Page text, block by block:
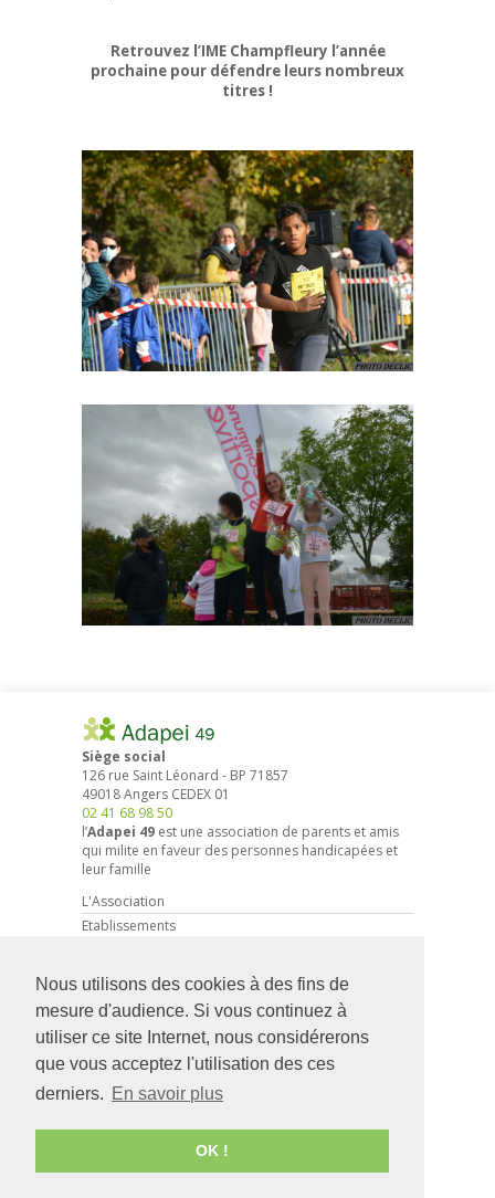
Nous utilisons des cookies à des fins de
mesure d'audience. Si vous continuez à
utiliser ce site Internet, nous considérerons
que vous acceptez l'utilisation des ces
derniers. En savoir plus
OK !
Retrouvez l’IME Champfleury l’année
prochaine pour défendre leurs nombreux
titres !
Siège social
126 rue Saint Léonard - BP 71857
49018Angers CEDEX 01
02 41 68 98 50
l’Adapei 49 est une association de parents et amis
qui milite en faveur des personnes handicapées et
leur famille
L'Association
Etablissements
Actions associatives
Partenariat entreprises
Faire un don
Devenir Adhérent
Recrutement
Accès Professionnels
Mentions légales